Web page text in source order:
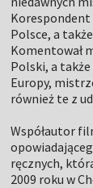
Korespondent
Polsce, a
Komentował
Polski, a
Europy,
również te z
Współautor
ręcznych,
2009 roku w